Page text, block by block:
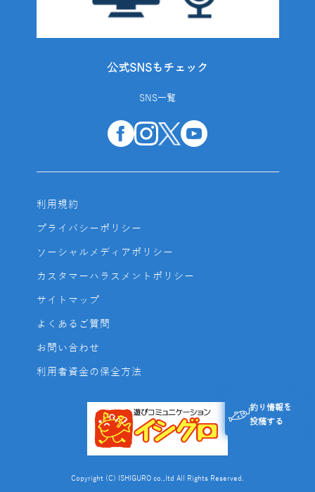
釣り情報を
投稿する
公式SNSもチェック
SNS一覧
利用規約
プライバシーポリシー
ソーシャルメディアポリシー
カスタマーハラスメントポリシー
サイトマップ
よくあるご質問
お問い合わせ
利用者資金の保全方法
Copyright (C) ISHIGURO co.,ltd All Rights Reserved.